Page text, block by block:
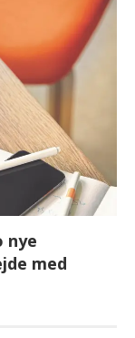
nye
med